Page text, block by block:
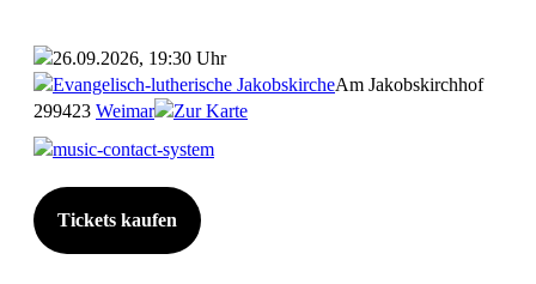
26.09.2026, 19:30 Uhr
Evangelisch-lutherische JakobskircheAm Jakobskirchhof
299423 Weimar
Zur Karte
music-contact-system
Tickets kaufen